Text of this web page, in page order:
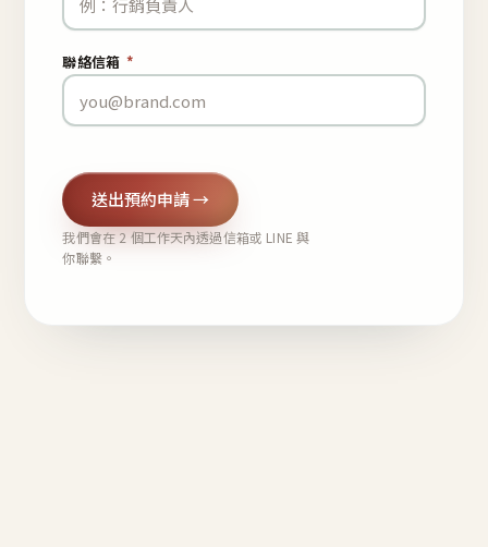
聯絡信箱 *
送出預約申請 →
我們會在 2 個工作天內透過信箱或 LINE 與
你聯繫。